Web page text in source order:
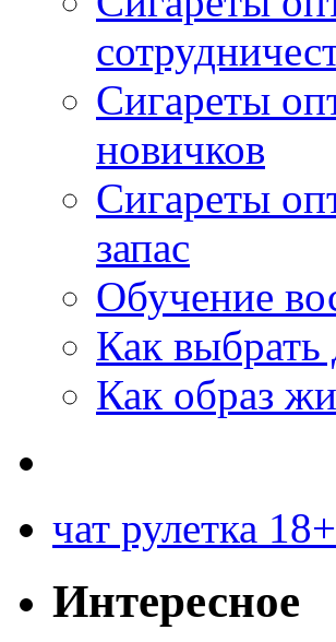
Сигареты
новичков
Сигареты
запас
Обучение
Как
Как образ
чат рулетка
Интересное